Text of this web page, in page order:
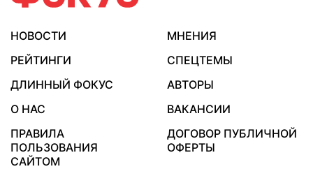
НОВОСТИ
МНЕНИЯ
РЕЙТИНГИ
СПЕЦТЕМЫ
ДЛИННЫЙ ФОКУС
АВТОРЫ
О НАС
ВАКАНСИИ
ПРАВИЛА
ПОЛЬЗОВАНИЯ
САЙТОМ
ДОГОВОР ПУБЛИЧНОЙ
ОФЕРТЫ